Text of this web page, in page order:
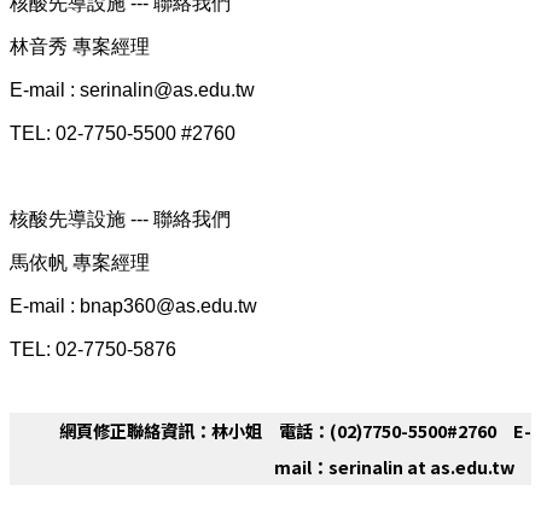
林音秀 專案經理
E-mail : serinalin@as.edu.tw
TEL: 02-7750-5500 #2760
核酸先導設施 --- 聯絡我們
馬依帆 專案經理
E-mail : bnap360@as.edu.tw
TEL: 02-7750-5876
網頁修正聯絡資訊：林小姐 電話：(02)7750-5500#2760 E-
mail：serinalin at as.edu.tw